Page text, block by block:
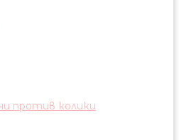
против колики